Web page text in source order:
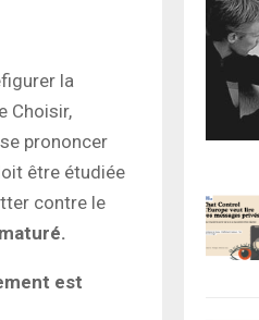
la
Choisir,
prononcer
être étudiée
contre le
est